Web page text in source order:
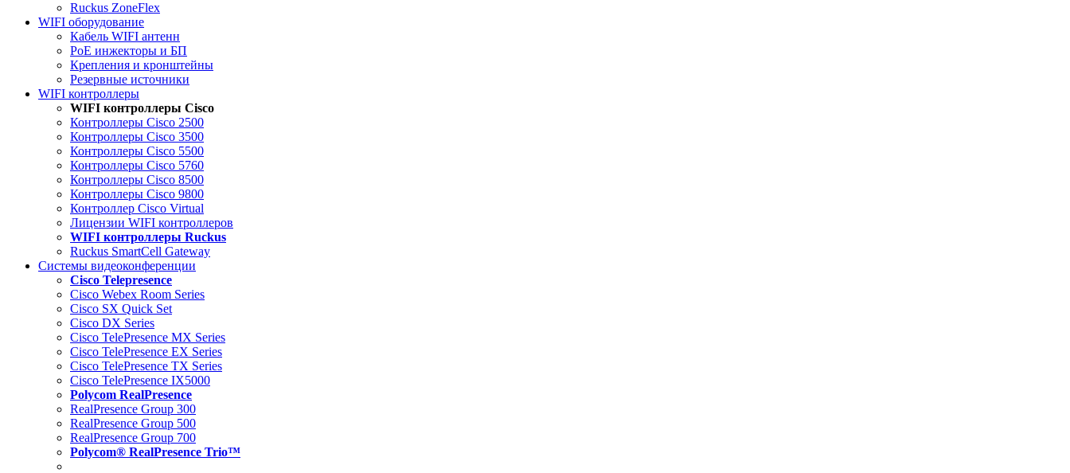
Ruckus ZoneFlex
WIFI оборудование
Кабель WIFI антенн
PoE инжекторы и БП
Крепления и кронштейны
Резервные источники
WIFI контроллеры
WIFI контроллеры Cisco
Контроллеры Cisco 2500
Контроллеры Cisco 3500
Контроллеры Cisco 5500
Контроллеры Cisco 5760
Контроллеры Cisco 8500
Контроллеры Cisco 9800
Контроллер Cisco Virtual
Лицензии WIFI контроллеров
WIFI контроллеры Ruckus
Ruckus SmartCell Gateway
Системы видеоконференции
Cisco Telepresence
Cisco Webex Room Series
Cisco SX Quick Set
Cisco DX Series
Cisco TelePresence MX Series
Cisco TelePresence EX Series
Cisco TelePresence TX Series
Cisco TelePresence IX5000
Polycom RealPresence
RealPresence Group 300
RealPresence Group 500
RealPresence Group 700
Polycom® RealPresence Trio™